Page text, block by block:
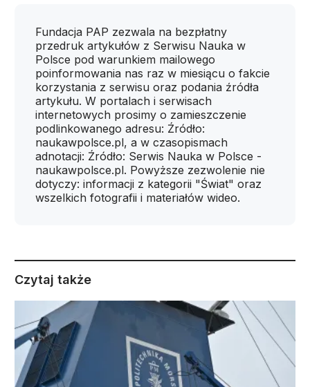
Fundacja PAP zezwala na bezpłatny
przedruk artykułów z Serwisu Nauka w
Polsce pod warunkiem mailowego
poinformowania nas raz w miesiącu o fakcie
korzystania z serwisu oraz podania źródła
artykułu. W portalach i serwisach
internetowych prosimy o zamieszczenie
podlinkowanego adresu: Źródło:
naukawpolsce.pl, a w czasopismach
adnotacji: Źródło: Serwis Nauka w Polsce -
naukawpolsce.pl. Powyższe zezwolenie nie
dotyczy: informacji z kategorii "Świat" oraz
wszelkich fotografii i materiałów wideo.
Czytaj także